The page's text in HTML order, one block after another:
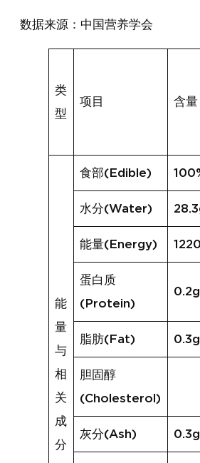
数据来源：中国营养学会
类
型
项目 含量
能
量
与
相
关
成
分
食部(Edible)
水分(Water)
能量(Energy)
蛋白质
(Protein)
0.2g
脂肪(Fat) 0.3g
胆固醇
(Cholesterol)
灰分(Ash) 0.3g